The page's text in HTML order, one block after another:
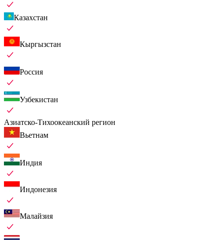
Казахстан
Кыргызстан
Россия
Узбекистан
Азиатско-Тихоокеанский регион
Вьетнам
Индия
Индонезия
Малайзия